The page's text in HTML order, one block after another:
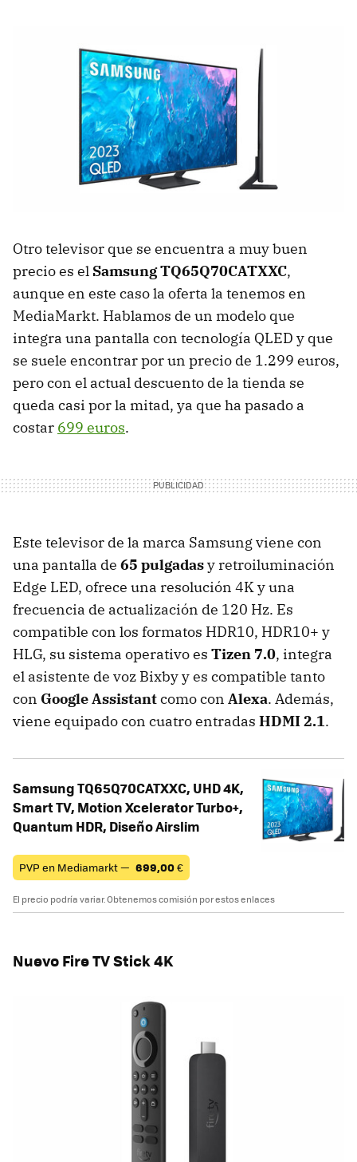
Otro televisor que se encuentra a muy buen
precio es el Samsung TQ65Q70CATXXC,
aunque en este caso la oferta la tenemos en
MediaMarkt. Hablamos de un modelo que
integra una pantalla con tecnología QLED y que
se suele encontrar por un precio de 1.299 euros,
pero con el actual descuento de la tienda se
queda casi por la mitad, ya que ha pasado a
costar 699 euros.
Este televisor de la marca Samsung viene con
una pantalla de 65 pulgadasy retroiluminación
Edge LED, ofrece una resolución 4K y una
frecuencia de actualización de 120 Hz. Es
compatible con los formatos HDR10, HDR10+ y
HLG, su sistema operativo es Tizen 7.0, integra
el asistente de voz Bixby y es compatible tanto
con Google Assistantcomo con Alexa. Además,
viene equipado con cuatro entradas HDMI 2.1.
Samsung TQ65Q70CATXXC, UHD 4K,
Smart TV, Motion Xcelerator Turbo+,
Quantum HDR, Diseño Airslim
PVP en Mediamarkt — 699,00€
El precio podría variar. Obtenemos comisión por estos enlaces
Nuevo Fire TV Stick 4K